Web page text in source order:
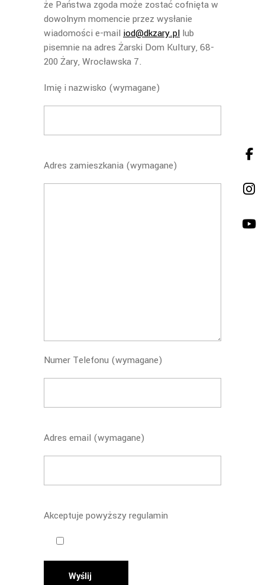
że Państwa zgoda może zostać cofnięta w
dowolnym momencie przez wysłanie
wiadomości e-mail iod@dkzary.pl lub
pisemnie na adres Żarski Dom Kultury, 68-
200 Żary, Wrocławska 7.
Imię i nazwisko (wymagane)
Adres zamieszkania (wymagane)
Numer Telefonu (wymagane)
Adres email (wymagane)
Akceptuje powyższy regulamin
Wyślij